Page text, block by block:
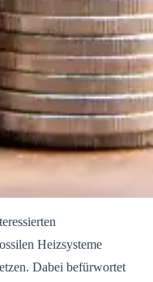
Heizsysteme
Dabei befürwortet